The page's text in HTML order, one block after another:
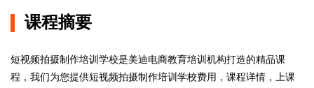
课程摘要
短视频拍摄制作培训学校是美迪电商教育培训机构打造的精品课
程，我们为您提供短视频拍摄制作培训学校费用，课程详情，上课